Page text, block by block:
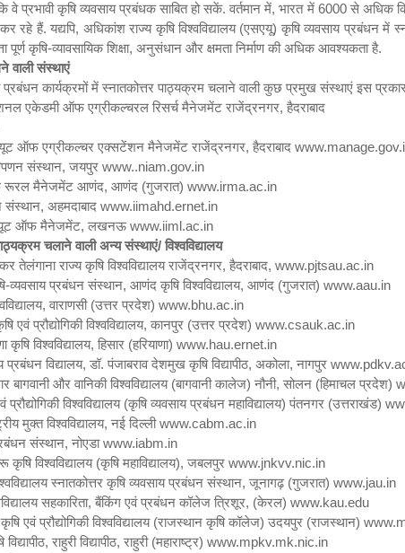
प्रभावी कृषि व्यवसाय प्रबंधक साबित हो सकें. वर्तमान में,भारत में 6000से अधिक
रहे हैं. यद्यपि, अधिकांश राज्य कृषि विश्वविद्यालय (एसएयू) कृषि व्यवसाय प्रबंधन में
कृषि-व्यावसायिक शिक्षा, अनुसंधान और क्षमता निर्माण की अधिक आवश्यकता है.
वाली संस्थाएं
प्रबंधन कार्यक्रमों में स्नातकोत्तर पाठ्यक्रम चलाने वाली कुछ प्रमुख संस्थाएं इस
एकेडमी ऑफ एग्रीकल्चरल रिसर्च मैनेजमेंट राजेंद्रनगर, हैदराबाद
ऑफ एग्रीकल्चर एक्सटेंशन मैनेजमेंट राजेंद्रनगर, हैदराबाद
संस्थान, जयपुर www..niam.gov.in
रूरल मैनेजमेंट आणंद, आणंद (गुजरात) www.irma.ac.in
संस्थान, अहमदाबाद www.iimahd.ernet.in
ऑफ मैनेजमेंट, लखनऊwww.iiml.ac.in
चलाने वाली अन्य संस्थाएं/ विश्वविद्यालय
तेलंगाना राज्य कृषि विश्वविद्यालय राजेंद्रनगर, हैदराबाद, www.pjtsau.ac.in
व्यवसाय प्रबंधन संस्थान, आणंद कृषि विश्वविद्यालय, आणंद (गुजरात) www.aau.in
, वाराणसी (उत्तर प्रदेश) www.bhu.ac.in
प्रौद्योगिकी विश्वविद्यालय, कानपुर (उत्तर प्रदेश) www.csauk.ac.in
कृषि विश्वविद्यालय, हिसार (हरियाणा) www.hau.ernet.in
प्रबंधन विद्यालय, डॉ. पंजाबराव देशमुख कृषि विद्यापीठ, अकोला, नागपुर
बागवानी और वानिकी विश्वविद्यालय (बागवानी कालेज) नौनी, सोलन (हिमाचल प्रदेश)
प्रौद्योगिकी विश्वविद्यालय (कृषि व्यवसाय प्रबंधन महाविद्यालय) पंतनगर (उत्तराखंड)
मुक्त विश्वविद्यालय, नई दिल्लीwww.cabm.ac.in
संस्थान, नोएडाwww.iabm.in
विश्वविद्यालय (कृषि महाविद्यालय), जबलपुर www.jnkvv.nic.in
स्नातकोत्तर कृषि व्यवसाय प्रबंधन संस्थान, जूनागढ़ (गुजरात) www.jau.in
सहकारिता, बैंकिंग एवं प्रबंधन कॉलेज त्रिशूर, (केरल) www.kau.edu
कृषि एवं प्रौद्योगिकी विश्वविद्यालय (राजस्थान कृषि कॉलेज) उदयपुर (राजस्थान)
, राहुरी विद्यापीठ, राहुरी (महाराष्ट्र) www.mpkv.mk.nic.in